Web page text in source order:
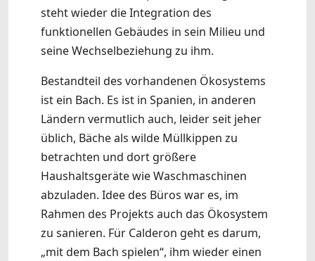
steht wieder die Integration des
funktionellen Gebäudes in sein Milieu und
seine Wechselbeziehung zu ihm.
Bestandteil des vorhandenen Ökosystems
ist ein Bach. Es ist in Spanien, in anderen
Ländern vermutlich auch, leider seit jeher
üblich, Bäche als wilde Müllkippen zu
betrachten und dort größere
Haushaltsgeräte wie Waschmaschinen
abzuladen. Idee des Büros war es, im
Rahmen des Projekts auch das Ökosystem
zu sanieren. Für Calderon geht es darum,
„mit dem Bach spielen“, ihm wieder einen